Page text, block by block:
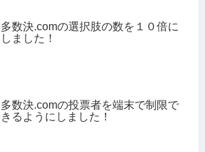
多数決.comの選択肢の数を１０倍に
しました！
多数決.comの投票者を端末で制限で
きるようにしました！